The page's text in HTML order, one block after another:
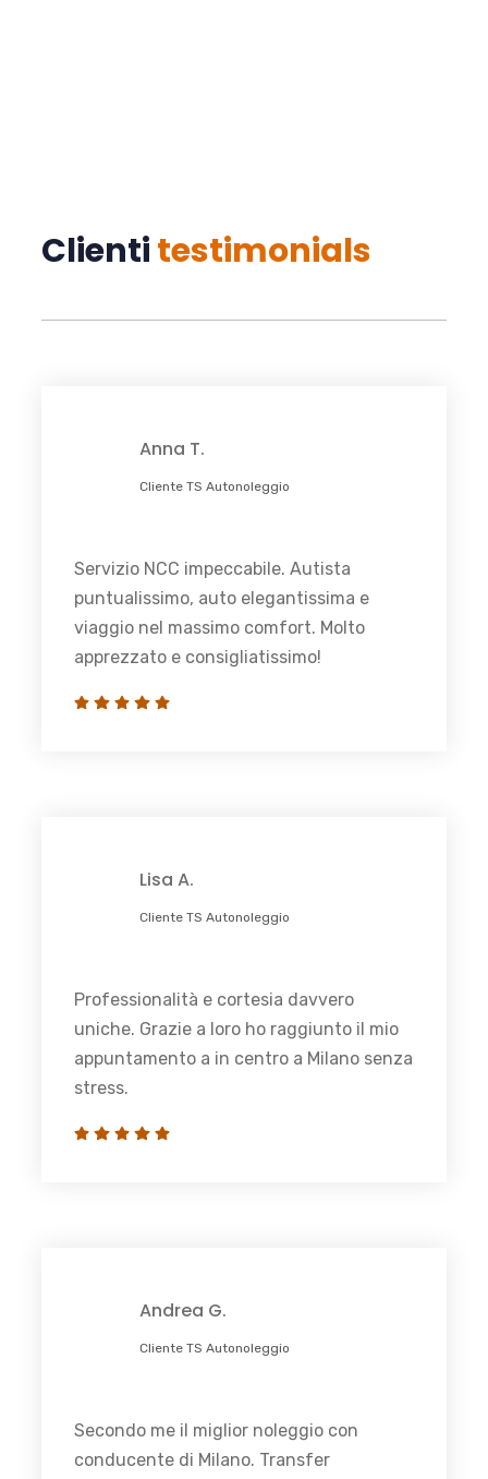
Clientitestimonials
Anna T.
Cliente TS Autonoleggio
Servizio NCC impeccabile. Autista
puntualissimo, auto elegantissima e
viaggio nel massimo comfort. Molto
apprezzato e consigliatissimo!
Lisa A.
Cliente TS Autonoleggio
Professionalità e cortesia davvero
uniche. Grazie a loro ho raggiunto il mio
appuntamento a in centro a Milano senza
stress.
Andrea G.
Cliente TS Autonoleggio
Secondo me il miglior noleggio con
conducente di Milano. Transfer